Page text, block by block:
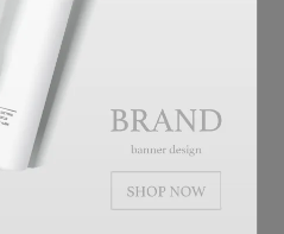
成為場上最亮眼的一位
PAR.T｜仿古彩虹環式耳環
NT$160
Add to Cart